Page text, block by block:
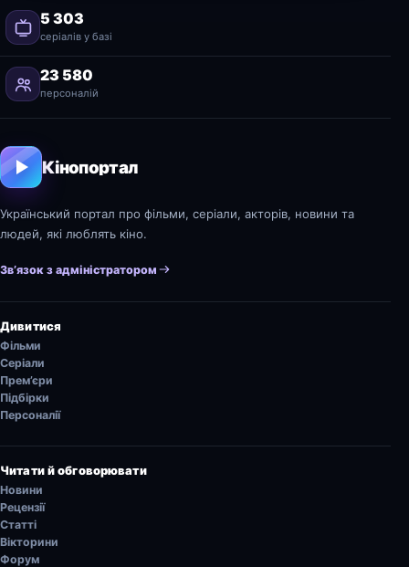
5 303
серіалів у базі
23 580
персоналій
Кінопортал
Український портал про фільми, серіали, акторів, новини та
людей, які люблять кіно.
Зв’язок з адміністратором
Дивитися
Фільми
Серіали
Прем’єри
Підбірки
Персоналії
Читати й обговорювати
Новини
Рецензії
Статті
Вікторини
Форум